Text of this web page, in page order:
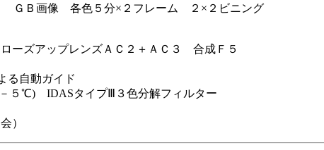
Ｂ画像 各色５分×２フレーム ２×２ビニング
ズアップレンズＡＣ２＋ＡＣ３ 合成Ｆ５
る自動ガイド
５℃) IDASタイプⅢ３色分解フィルター
）